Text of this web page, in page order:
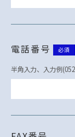
電話番号 必須
半角入力、入力例